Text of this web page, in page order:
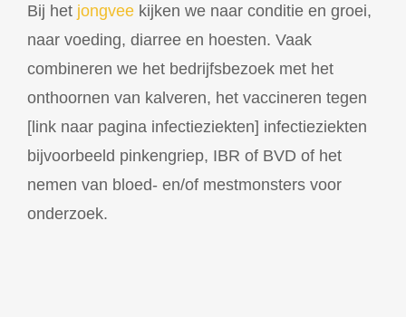
Bij het jongvee kijken we naar conditie en groei,
naar voeding, diarree en hoesten. Vaak
combineren we het bedrijfsbezoek met het
onthoornen van kalveren, het vaccineren tegen
[link naar pagina infectieziekten] infectieziekten
bijvoorbeeld pinkengriep, IBR of BVD of het
nemen van bloed- en/of mestmonsters voor
onderzoek.